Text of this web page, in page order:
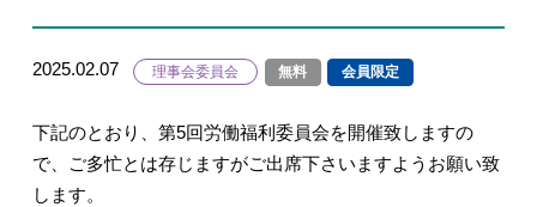
2025.02.07 理事会委員会 無料 会員限定
下記のとおり、第5回労働福利委員会を開催致しますの
で、ご多忙とは存じますがご出席下さいますようお願い致
します。